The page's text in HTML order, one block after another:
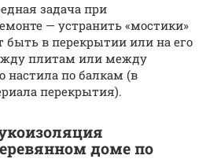
задача при
— устранить «мостики»
в перекрытии или на его
плитам или между
настила по балкам (в
перекрытия).
доме по